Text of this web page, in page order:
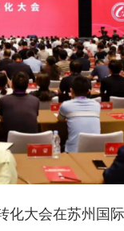
化大会在苏州国